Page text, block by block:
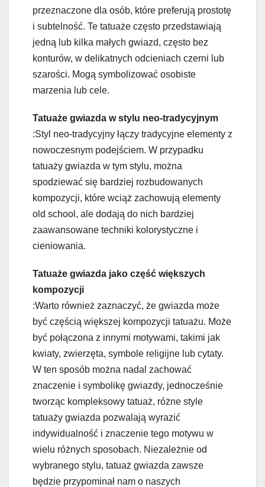
przeznaczone dla osób, które preferują prostotę
i subtelność. Te tatuaże często przedstawiają
jedną lub kilka małych gwiazd, często bez
konturów, w delikatnych odcieniach czerni lub
szarości. Mogą symbolizować osobiste
marzenia lub cele.
Tatuaże gwiazda w stylu neo-tradycyjnym
:Styl neo-tradycyjny łączy tradycyjne elementy z
nowoczesnym podejściem. W przypadku
tatuaży gwiazda w tym stylu, można
spodziewać się bardziej rozbudowanych
kompozycji, które wciąż zachowują elementy
old school, ale dodają do nich bardziej
zaawansowane techniki kolorystyczne i
cieniowania.
Tatuaże gwiazda jako część większych
kompozycji
:Warto również zaznaczyć, że gwiazda może
być częścią większej kompozycji tatuażu. Może
być połączona z innymi motywami, takimi jak
kwiaty, zwierzęta, symbole religijne lub cytaty.
W ten sposób można nadal zachować
znaczenie i symbolikę gwiazdy, jednocześnie
tworząc kompleksowy tatuaż, różne style
tatuaży gwiazda pozwalają wyrazić
indywidualność i znaczenie tego motywu w
wielu różnych sposobach. Niezależnie od
wybranego stylu, tatuaż gwiazda zawsze
będzie przypominał nam o naszych